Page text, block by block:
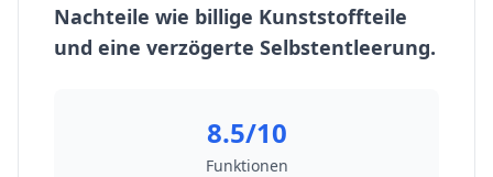
Nachteile wie billige Kunststoffteile
und eine verzögerte Selbstentleerung.
8.5/10
Funktionen